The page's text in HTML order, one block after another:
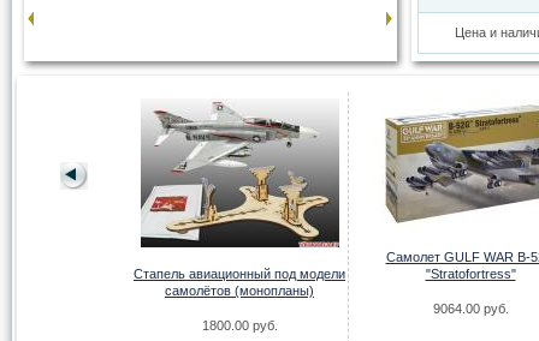
Цена и
Стапель авиационный под модели
самолётов (монопланы)
1800.00 руб.
Самолет GULF WAR B-
"Stratofortress"
9064.00 руб.